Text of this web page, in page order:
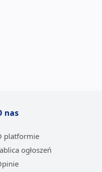
nas
platformie
ogłoszeń